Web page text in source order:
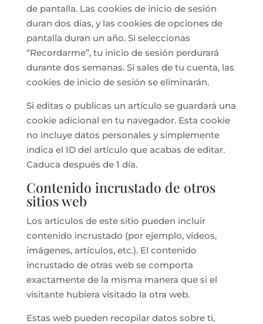
de pantalla. Las cookies de inicio de sesión
duran dos días, y las cookies de opciones de
pantalla duran un año. Si seleccionas
“Recordarme”, tu inicio de sesión perdurará
durante dos semanas. Si sales de tu cuenta, las
cookies de inicio de sesión se eliminarán.
Si editas o publicas un artículo se guardará una
cookie adicional en tu navegador. Esta cookie
no incluye datos personales y simplemente
indica el ID del artículo que acabas de editar.
Caduca después de 1 día.
Contenido incrustado de otros
sitios web
Los artículos de este sitio pueden incluir
contenido incrustado (por ejemplo, vídeos,
imágenes, artículos, etc.). El contenido
incrustado de otras web se comporta
exactamente de la misma manera que si el
visitante hubiera visitado la otra web.
Estas web pueden recopilar datos sobre ti,